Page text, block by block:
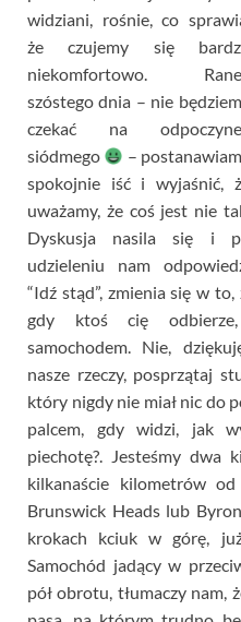
widziani, rośnie, co
że ​​czujemy się
niekomfortowo.
szóstego dnia – nie
czekać na
siódmego
–
spokojnie iść i wyjaśnić,
uważamy, że coś jest nie
Dyskusja nasila się i
udzieleniu nam
“Idź stąd”, zmienia się w
gdy ktoś cię
samochodem. Nie,
nasze rzeczy, posprzątaj
który nigdy nie miał nic do
palcem, gdy widzi, jak
piechotę?. Jesteśmy dwa
kilkanaście kilometrów
Brunswick Heads lub
krokach kciuk w górę,
Samochód jadący w
pół obrotu, tłumaczy nam,